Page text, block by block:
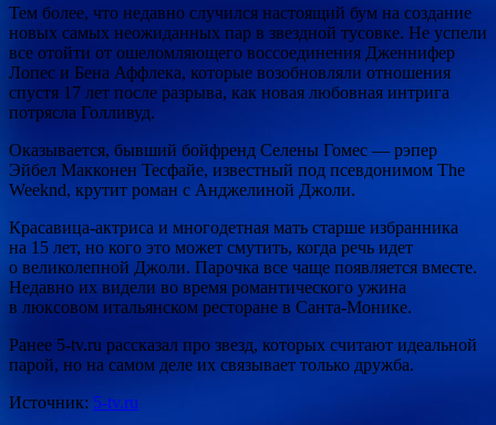
Тем более, что недавно случился настоящий бум на создание
новых самых неожиданных пар в звездной тусовке. Не успели
все отойти от ошеломляющего воссоединения Дженнифер
Лопес и Бена Аффлека, которые возобновляли отношения
спустя 17 лет после разрыва, как новая любовная интрига
потрясла Голливуд.
Оказывается, бывший бойфренд Селены Гомес — рэпер
Эйбел Макконен Тесфайе, известный под псевдонимом The
Weeknd, крутит роман с Анджелиной Джоли.
Красавица-актриса и многодетная мать старше избранника
на 15 лет, но кого это может смутить, когда речь идет
о великолепной Джоли. Парочка все чаще появляется вместе.
Недавно их видели во время романтического ужина
в люксовом итальянском ресторане в Санта-Монике.
Ранее 5-tv.ru рассказал про звезд, которых считают идеальной
парой, но на самом деле их связывает только дружба.
Источник: 5-tv.ru